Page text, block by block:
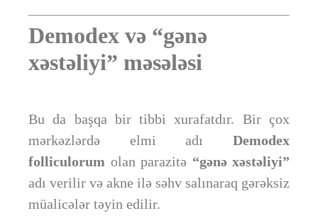
Demodex və “gənə
xəstəliyi” məsələsi
Bu da başqa bir tibbi xurafatdır. Bir çox
mərkəzlərdə elmi adı Demodex
folliculorum olan parazitə “gənə xəstəliyi”
adı verilir və akne ilə səhv salınaraq gərəksiz
müalicələr təyin edilir.